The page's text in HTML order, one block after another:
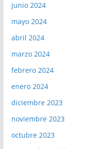
junio 2024
mayo 2024
abril 2024
marzo 2024
febrero 2024
enero 2024
diciembre 2023
noviembre 2023
octubre 2023